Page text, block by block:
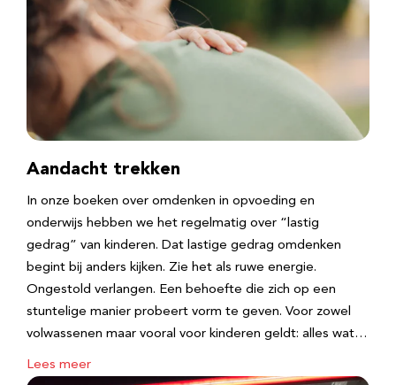
Aandacht trekken
In onze boeken over omdenken in opvoeding en
onderwijs hebben we het regelmatig over “lastig
gedrag” van kinderen. Dat lastige gedrag omdenken
begint bij anders kijken. Zie het als ruwe energie.
Ongestold verlangen. Een behoefte die zich op een
stuntelige manier probeert vorm te geven. Voor zowel
volwassenen maar vooral voor kinderen geldt: alles wat…
Lees meer